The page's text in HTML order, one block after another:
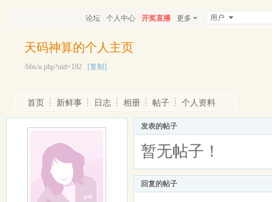
论坛 个人中心 开奖直播 更多 用户
天码神算的个人主页
/bbs/u.php?uid=192 [复制]
首页 新鲜事 日志 相册 帖子 个人资料
发表的帖子
暂无帖子！
回复的帖子